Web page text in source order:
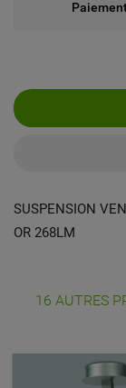
SUSPENSION
OR 268LM
16 AUTRES